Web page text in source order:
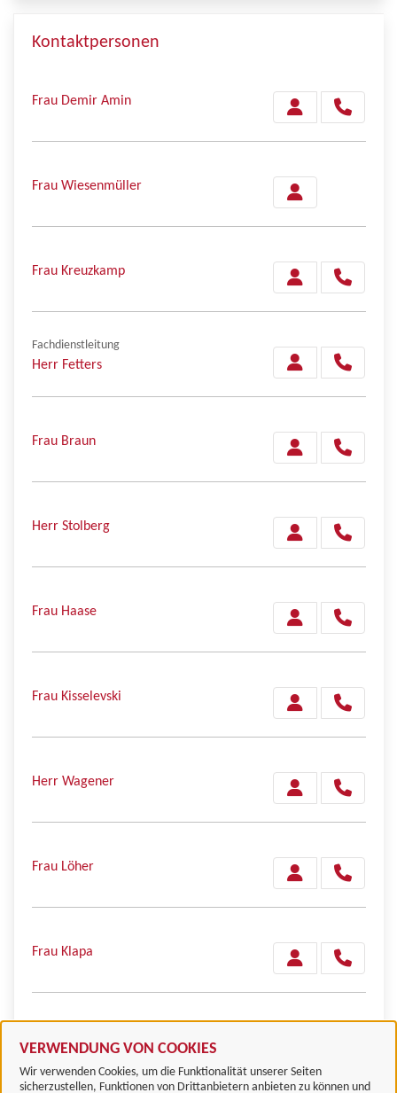
VERWENDUNG VON COOKIES
Wir verwenden Cookies, um die Funktionalität unserer Seiten
sicherzustellen, Funktionen von Drittanbietern anbieten zu können und
Kontaktpersonen
Frau Demir Amin
Frau Wiesenmüller
Frau Kreuzkamp
Fachdienstleitung
Herr Fetters
Frau Braun
Herr Stolberg
Frau Haase
Frau Kisselevski
Herr Wagener
Frau Löher
Frau Klapa